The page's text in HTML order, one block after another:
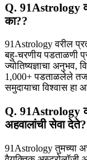
Q. 91Astrology
का??
91Astrology वरील
बहु-चरणीय पडताळणी
ज्योतिष्यज्ञाचा
1,000+ पडताळलेले
समुदायाचा विश्वास
Q. 91Astrology
अहवालांची सेवा देते?
91Astrology तुमच्या